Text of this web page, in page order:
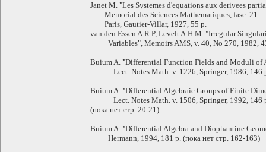
Janet M. "Les Systemes d'equations aux derivees
Memorial des Sciences Mathematiques, fasc. 21.
Paris, Gautier-Villar, 1927, 55 p.
van den Essen A.R.P, Levelt A.H.M. "Irregular
Variables", Memoirs AMS, v. 40, No 270, 1982,
Buium A. "Differential Function Fields and Moduli of
Lect. Notes Math. v. 1226, Springer, 1986, 146
Buium A. "Differential Algebraic Groups of Finite
Lect. Notes Math. v. 1506, Springer, 1992, 146
(пока нет стр. 20-21)
Buium A. "Differential Algebra and Diophantine
Hermann, 1994, 181 p. (пока нет стр. 162-163)